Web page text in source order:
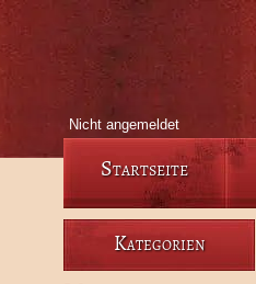
Nicht angemeldet
Startseite
Kategorien